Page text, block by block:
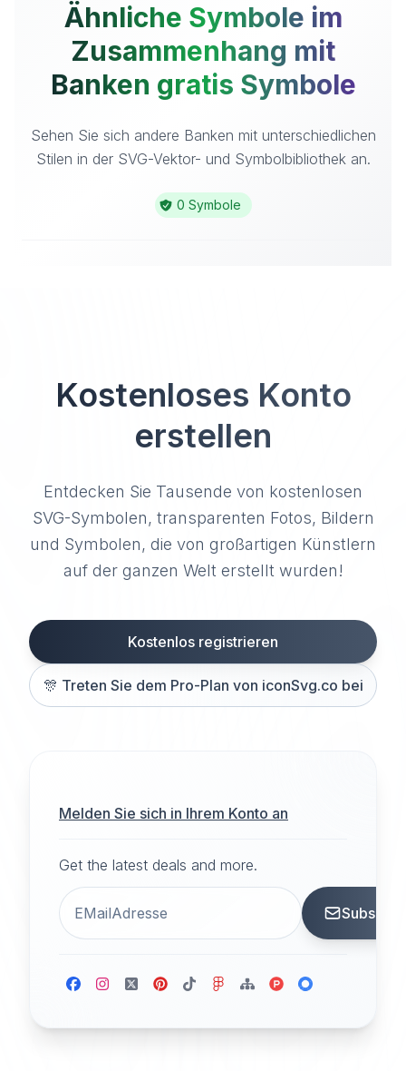
Ähnliche Symbole im
Zusammenhang mit
Banken gratis Symbole
Sehen Sie sich andere Banken mit unterschiedlichen
Stilen in der SVG-Vektor- und Symbolbibliothek an.
0 Symbole
Kostenloses Konto
erstellen
Entdecken Sie Tausende von kostenlosen
SVG-Symbolen, transparenten Fotos, Bildern
und Symbolen, die von großartigen Künstlern
auf der ganzen Welt erstellt wurden!
Kostenlos registrieren
🎊 Treten Sie dem Pro-Plan von iconSvg.co bei
Melden Sie sich in Ihrem Konto an
Get the latest deals and more.